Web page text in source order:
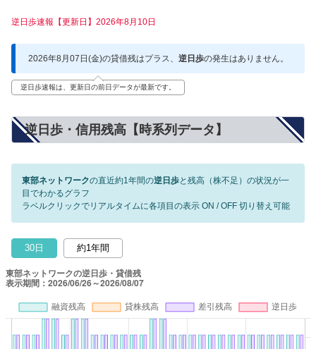
逆日歩速報【更新日】2026年8月10日
2026年8月07日(金)の貸借残はプラス、 逆日歩の発生はありません。
逆日歩速報は、更新日の前日データが最新です。
逆日歩・信用残高【時系列データ】
東部ネットワークの直近約1年間の逆日歩と残高（株不足）の状況が一
目でわかるグラフ
ラベルクリックでリアルタイムに各項目の表示 ON / OFF 切り替え可能
30日 約1年間